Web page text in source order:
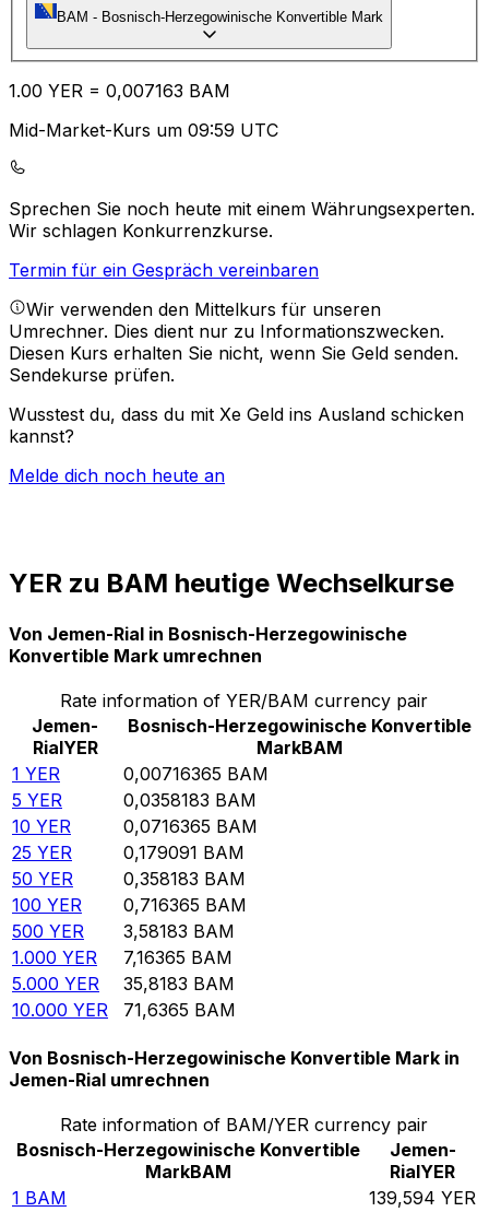
BAM - Bosnisch-Herzegowinische Konvertible Mark
1.00 YER = 0,007163 BAM
Mid-Market-Kurs um 09:59 UTC
Sprechen Sie noch heute mit einem Währungsexperten.
Wir schlagen Konkurrenzkurse.
Termin für ein Gespräch vereinbaren
Wir verwenden den Mittelkurs für unseren
Umrechner. Dies dient nur zu Informationszwecken.
Diesen Kurs erhalten Sie nicht, wenn Sie Geld senden.
Sendekurse prüfen.
Wusstest du, dass du mit Xe Geld ins Ausland schicken
kannst?
Melde dich noch heute an
YER zu BAM heutige Wechselkurse
Von Jemen-Rial in Bosnisch-Herzegowinische
Konvertible Mark umrechnen
Rate information of YER/BAM currency pair
Jemen-
RialYER
Bosnisch-Herzegowinische Konvertible
MarkBAM
1 YER 0,00716365 BAM
5 YER 0,0358183 BAM
10 YER 0,0716365 BAM
25 YER 0,179091 BAM
50 YER 0,358183 BAM
100 YER 0,716365 BAM
500 YER 3,58183 BAM
1.000 YER 7,16365 BAM
5.000 YER 35,8183 BAM
10.000 YER 71,6365 BAM
Von Bosnisch-Herzegowinische Konvertible Mark in
Jemen-Rial umrechnen
Rate information of BAM/YER currency pair
Bosnisch-Herzegowinische Konvertible
MarkBAM
Jemen-
RialYER
1 BAM 139,594 YER